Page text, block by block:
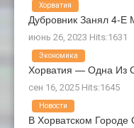
Дубровник Занял 4-
июнь 26, 2023 Hits:1631
Хорватия
Хорватия — Одна Из
сен 16, 2025 Hits:1645
Экономика
В Хорватском
Новости